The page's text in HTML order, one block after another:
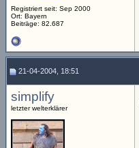
Registriert seit: Sep 2000
Ort: Bayern
Beiträge: 82.687
21-04-2004, 18:51
simplify
letzter welterklärer